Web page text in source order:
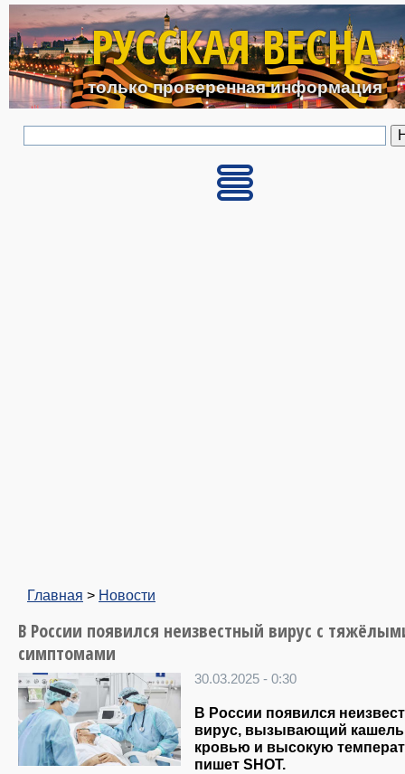
Перейти к основному
РУССКАЯ ВЕСНА
только проверенная информация
Главная > Новости
В России появился неизвестный вирус с
симптомами
30.03.2025 - 0:30
В России появился
вирус, вызывающий кашель
кровью и высокую
пишет SHOT.